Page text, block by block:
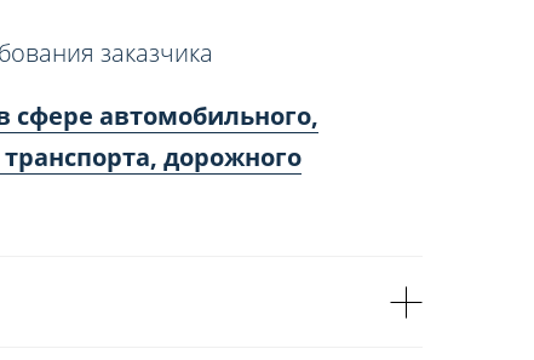
заказчика
сфере автомобильного,
дорожного